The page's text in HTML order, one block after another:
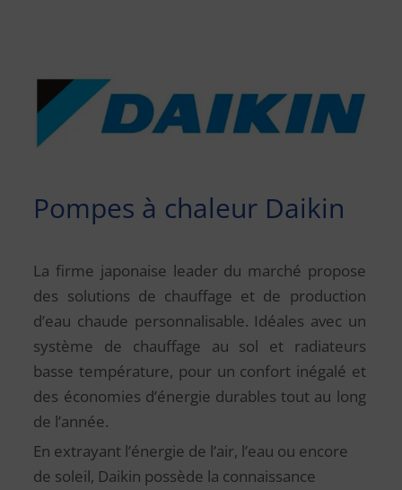
Pompes à chaleur Daikin
La firme japonaise leader du marché propose
des solutions de chauffage et de production
d’eau chaude personnalisable. Idéales avec un
système de chauffage au sol et radiateurs
basse température, pour un confort inégalé et
des économies d’énergie durables tout au long
de l’année.
En extrayant l’énergie de l’air, l’eau ou encore
de soleil, Daikin possède la connaissance